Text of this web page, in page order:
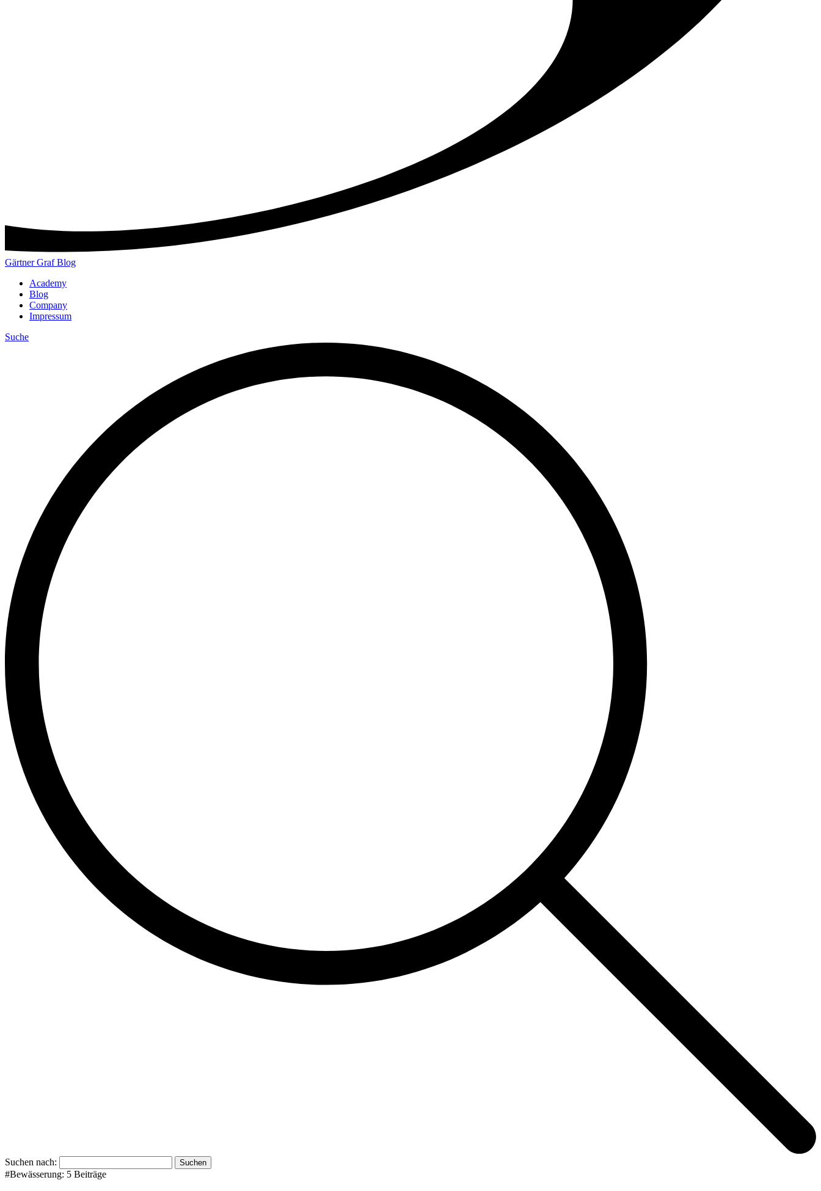
Gärtner Graf Blog
Academy
Blog
Company
Impressum
Suche
Suchen nach:
#Bewässerung: 5 Beiträge